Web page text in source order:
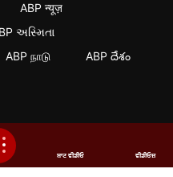
ABP न्यूज़
અસ્મિતા
ABP நாடு ABP దేశం
of Ethics.ਸ਼ਾਟ ਵੀਡੀਓ ਵੀਡੀਓਜ਼
experience, analyze